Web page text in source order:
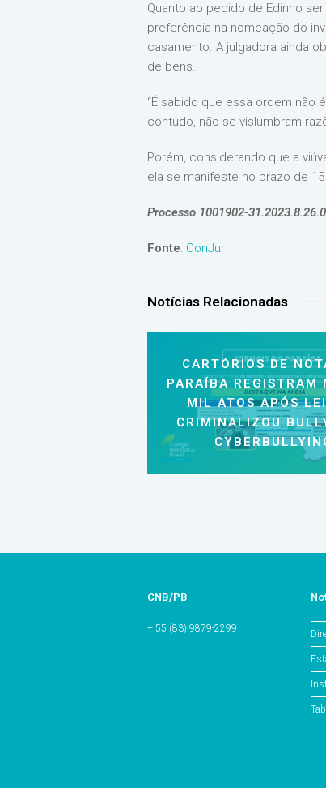
Quanto ao pedido de Edinho
preferência na nomeação do
casamento. A julgadora ainda
de bens.
“É sabido que essa ordem
contudo, não se vislumbram
Porém, considerando que a
ela se manifeste no prazo de
Processo 1001902-
Fonte: ConJur
Notícias Relacionadas
CARTÓRIOS DE
PARAÍBA REGISTRAM
MIL ATOS APÓS
CRIMINALIZOU
CNB/PB
+ 55 (83) 9879-2299